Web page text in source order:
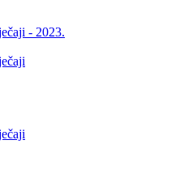
- 2023.